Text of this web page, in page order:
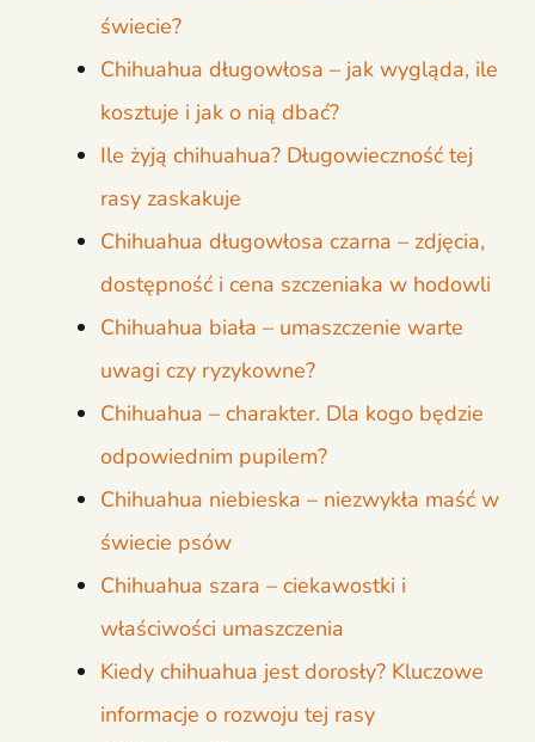
świecie?
Chihuahua długowłosa – jak wygląda, ile
kosztuje i jak o nią dbać?
Ile żyją chihuahua? Długowieczność tej
rasy zaskakuje
Chihuahua długowłosa czarna – zdjęcia,
dostępność i cena szczeniaka w hodowli
Chihuahua biała – umaszczenie warte
uwagi czy ryzykowne?
Chihuahua – charakter. Dla kogo będzie
odpowiednim pupilem?
Chihuahua niebieska – niezwykła maść w
świecie psów
Chihuahua szara – ciekawostki i
właściwości umaszczenia
Kiedy chihuahua jest dorosły? Kluczowe
informacje o rozwoju tej rasy